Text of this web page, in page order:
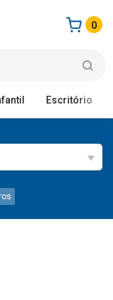
0
Escritório